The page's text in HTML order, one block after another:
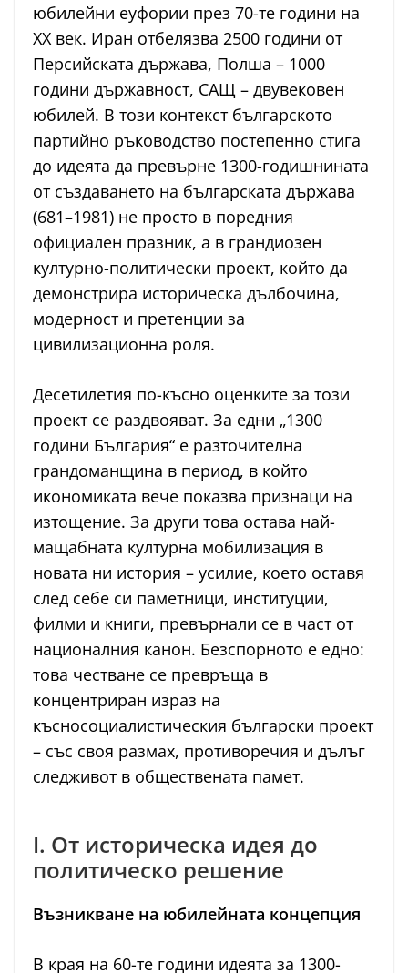
юбилейни еуфории през 70-те години на
ХХ век. Иран отбелязва 2500 години от
Персийската държава, Полша – 1000
години държавност, САЩ – двувековен
юбилей. В този контекст българското
партийно ръководство постепенно стига
до идеята да превърне 1300-годишнината
от създаването на българската държава
(681–1981) не просто в поредния
официален празник, а в грандиозен
културно-политически проект, който да
демонстрира историческа дълбочина,
модерност и претенции за
цивилизационна роля.
Десетилетия по-късно оценките за този
проект се раздвояват. За едни „1300
години България“ е разточителна
грандоманщина в период, в който
икономиката вече показва признаци на
изтощение. За други това остава най-
мащабната културна мобилизация в
новата ни история – усилие, което оставя
след себе си паметници, институции,
филми и книги, превърнали се в част от
националния канон. Безспорното е едно:
това честване се превръща в
концентриран израз на
късносоциалистическия български проект
– със своя размах, противоречия и дълъг
следживот в обществената памет.
I. От историческа идея до
политическо решение
Възникване на юбилейната концепция
В края на 60-те години идеята за 1300-